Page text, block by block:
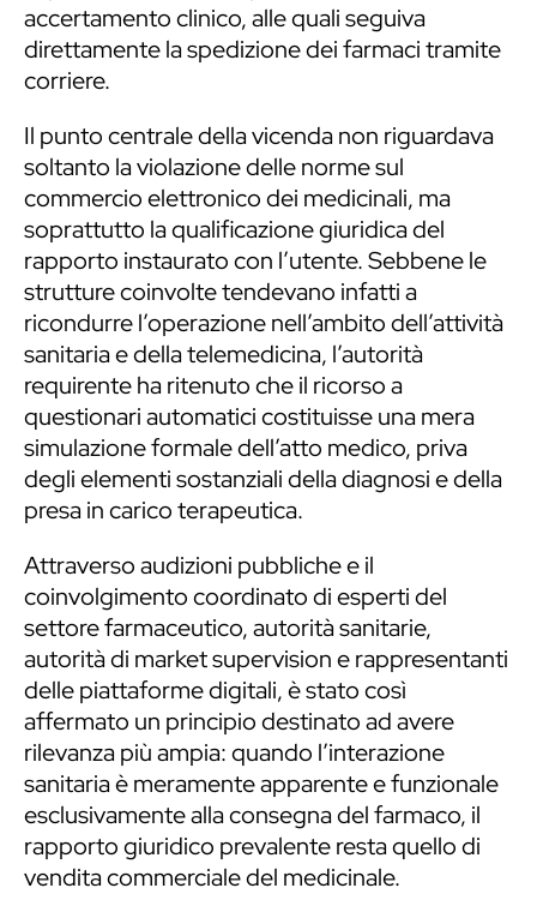
accertamento clinico, alle quali seguiva
direttamente la spedizione dei farmaci tramite
corriere.
Il punto centrale della vicenda non riguardava
soltanto la violazione delle norme sul
commercio elettronico dei medicinali, ma
soprattutto la qualificazione giuridica del
rapporto instaurato con l’utente. Sebbene le
strutture coinvolte tendevano infatti a
ricondurre l’operazione nell’ambito dell’attività
sanitaria e della telemedicina, l’autorità
requirente ha ritenuto che il ricorso a
questionari automatici costituisse una mera
simulazione formale dell’atto medico, priva
degli elementi sostanziali della diagnosi e della
presa in carico terapeutica.
Attraverso audizioni pubbliche e il
coinvolgimento coordinato di esperti del
settore farmaceutico, autorità sanitarie,
autorità di market supervision e rappresentanti
delle piattaforme digitali, è stato così
affermato un principio destinato ad avere
rilevanza più ampia: quando l’interazione
sanitaria è meramente apparente e funzionale
esclusivamente alla consegna del farmaco, il
rapporto giuridico prevalente resta quello di
vendita commerciale del medicinale.